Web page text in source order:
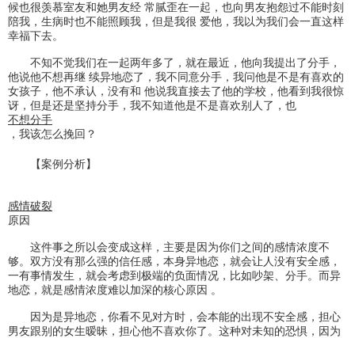
候也很羡慕室友和她男友经 常腻歪在一起，也向男友抱怨过不能时刻
陪我，生病时也不能照顾我，但是我很 爱他，我以为我们会一直这样
幸福下去。
不知不觉我们在一起两年多了，就在最近，他向我提出了分手，
他说他不想再继 续异地恋了，我不同意分手，我问他是不是有喜欢的
女孩子，他不承认，没有和 他说我直接去了他的学校，他看到我很惊
讶，但是还是坚持分手，我不知道他是不是喜欢别人了，也
不想分手
，我该怎么挽回？
【案例分析】
感情破裂
原因
这件事之所以会变成这样，主要是因为你们之间的感情浓度不
够。双方没有那么强的信任感，本身异地恋，就会让人没有安全感，
一有事情发生，就会考虑到极端的负面情况，比如吵架、分手。而异
地恋，就是感情浓度难以加深的核心原因 。
因为是异地恋，你看不见对方时，会本能的出现不安全感，担心
男友跟别的女生暧昧，担心他不喜欢你了。这种对未知的恐惧，因为